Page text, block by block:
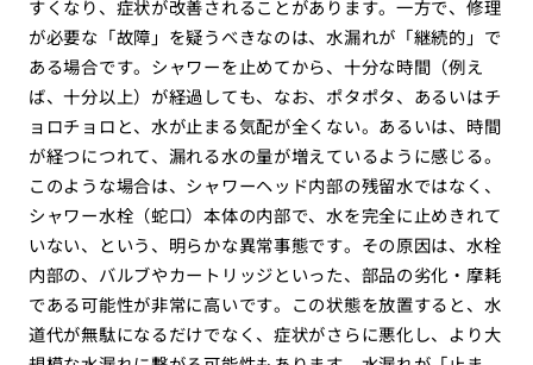
すくなり、症状が改善されることがあります。一方で、修理
が必要な「故障」を疑うべきなのは、水漏れが「継続的」で
ある場合です。シャワーを止めてから、十分な時間（例え
ば、十分以上）が経過しても、なお、ポタポタ、あるいはチ
ョロチョロと、水が止まる気配が全くない。あるいは、時間
が経つにつれて、漏れる水の量が増えているように感じる。
このような場合は、シャワーヘッド内部の残留水ではなく、
シャワー水栓（蛇口）本体の内部で、水を完全に止めきれて
いない、という、明らかな異常事態です。その原因は、水栓
内部の、バルブやカートリッジといった、部品の劣化・摩耗
である可能性が非常に高いです。この状態を放置すると、水
道代が無駄になるだけでなく、症状がさらに悪化し、より大